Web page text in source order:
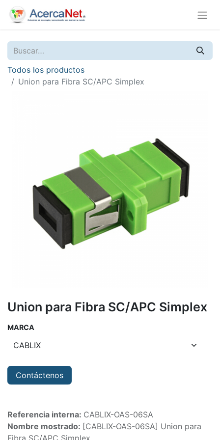
Todos los productos
Union para Fibra SC/APC Simplex
Union para Fibra SC/APC Simplex
MARCA
Contáctenos
Referencia interna: CABLIX-OAS-06SA
Nombre mostrado: [CABLIX-OAS-06SA] Union para
Fibra SC/APC Simplex